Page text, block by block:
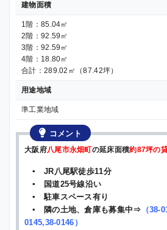
建物面積
1階：85.04㎡
2階：92.59㎡
3階：92.59㎡
4階：18.80㎡
合計：289.02㎡（87.42坪）
用途地域
準工業地域
コメント
大阪府八尾市永畑町の延床面積約87坪の
▪ JR八尾駅徒歩11分
▪ 国道25号線沿い
▪ 駐車スペース有り
▪ 隣の土地、倉庫も募集中⇒ （38-
0145,38-0146 ）